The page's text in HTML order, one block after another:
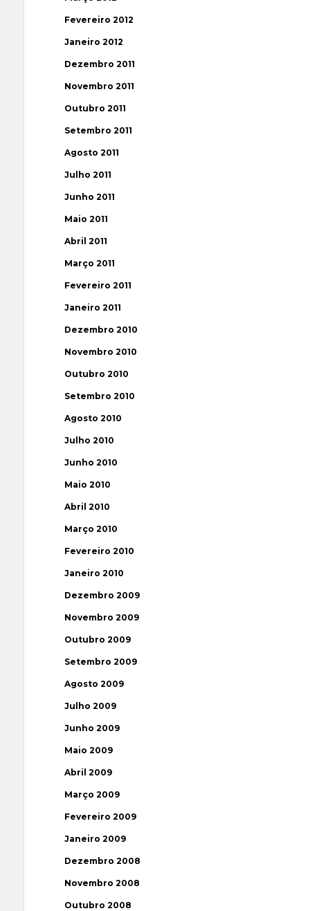
Fevereiro 2012
Janeiro 2012
Dezembro 2011
Novembro 2011
Outubro 2011
Setembro 2011
Agosto 2011
Julho 2011
Junho 2011
Maio 2011
Abril 2011
Março 2011
Fevereiro 2011
Janeiro 2011
Dezembro 2010
Novembro 2010
Outubro 2010
Setembro 2010
Agosto 2010
Julho 2010
Junho 2010
Maio 2010
Abril 2010
Março 2010
Fevereiro 2010
Janeiro 2010
Dezembro 2009
Novembro 2009
Outubro 2009
Setembro 2009
Agosto 2009
Julho 2009
Junho 2009
Maio 2009
Abril 2009
Março 2009
Fevereiro 2009
Janeiro 2009
Dezembro 2008
Novembro 2008
Outubro 2008